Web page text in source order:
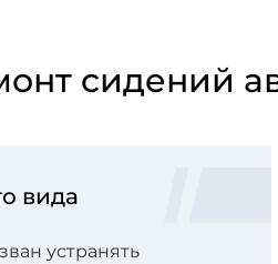
сидений
вида
устранять